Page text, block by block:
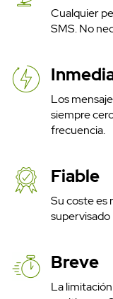
Cualquier
SMS. No
Los
siempre
frecuencia.
Fiable
Su coste es
supervisado
Breve
La